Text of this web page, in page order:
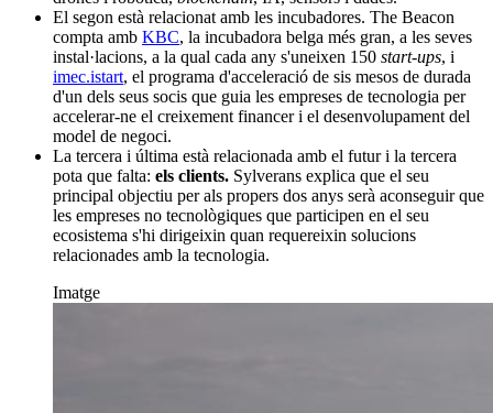
El segon està relacionat amb les incubadores. The Beacon
compta amb KBC, la incubadora belga més gran, a les seves
instal·lacions, a la qual cada any s'uneixen 150 start-ups, i
imec.istart, el programa d'acceleració de sis mesos de durada
d'un dels seus socis que guia les empreses de tecnologia per
accelerar-ne el creixement financer i el desenvolupament del
model de negoci.
La tercera i última està relacionada amb el futur i la tercera
pota que falta: els clients. Sylverans explica que el seu
principal objectiu per als propers dos anys serà aconseguir que
les empreses no tecnològiques que participen en el seu
ecosistema s'hi dirigeixin quan requereixin solucions
relacionades amb la tecnologia.
Imatge